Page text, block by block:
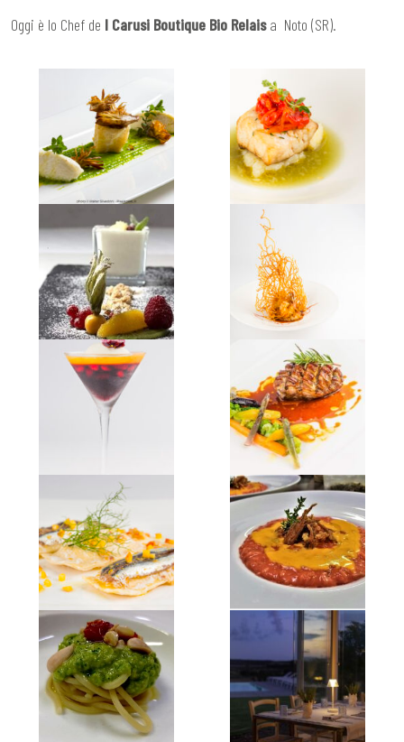
Oggi è lo Chef de I Carusi Boutique Bio Relaisa Noto (SR).